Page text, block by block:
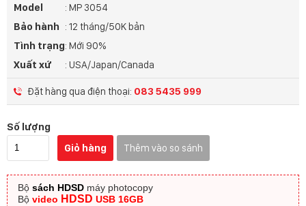
Model
: MP 3054
Bảo hành : 12 tháng/50K bản
Tình trạng: Mới 90%
Xuất xứ
: USA/Japan/Canada
Đặt hàng qua điện thoại: 083 5435 999
Số lượng
Giỏ hàng
Thêm vào so sánh
Bộ sách HDSD máy photocopy
Bộ video HDSD USB 16GB